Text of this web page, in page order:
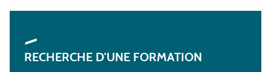
RECHERCHE D'UNE FORMATION